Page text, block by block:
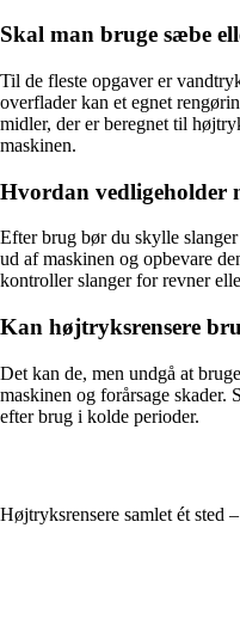
Skal man bruge sæbe
Til de fleste opgaver er
overflader kan et egnet
midler, der er beregnet til
maskinen.
Hvordan vedligeholder
Efter brug bør du skylle
ud af maskinen og opbevare
kontroller slanger for revner
Kan højtryksrensere
Det kan de, men undgå at
maskinen og forårsage skader.
efter brug i kolde perioder.
Højtryksrensere samlet ét sted